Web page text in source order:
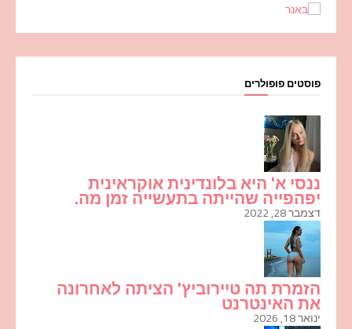
פוסטים פופולרים
ננסי א' היא בלונדינית אוקראינית
יפהפייה שהייתה בתעשייה זמן מה.
דצמבר 28, 2022
הזמרת תה טיירוביץ' הציתה לאחרונה
את האינטרנט
ינואר 18, 2026